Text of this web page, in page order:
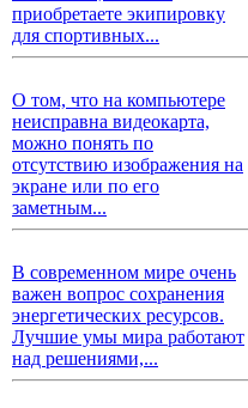
приобретаете экипировку
для спортивных...
О том, что на компьютере
неисправна видеокарта,
можно понять по
отсутствию изображения на
экране или по его
заметным...
В современном мире очень
важен вопрос сохранения
энергетических ресурсов.
Лучшие умы мира работают
над решениями,...